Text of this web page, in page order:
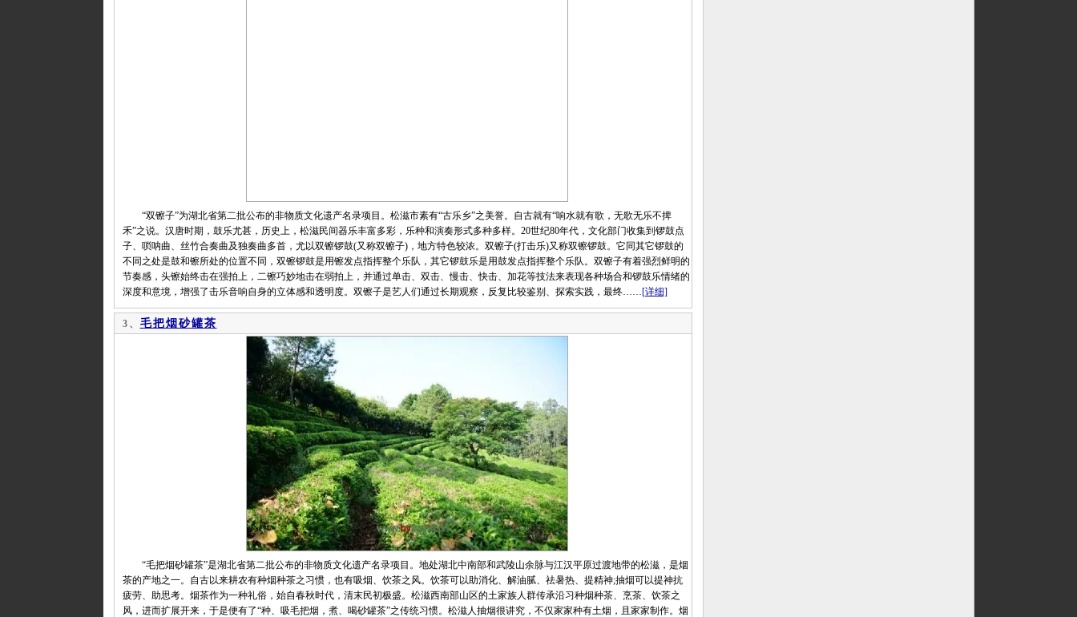
“双镲子”为湖北省第二批公布的非物质文化遗产名录项目。松滋市素有“古乐乡”之美誉。自古就有“响水就有歌，无歌无乐不捭
禾”之说。汉唐时期，鼓乐尤甚，历史上，松滋民间器乐丰富多彩，乐种和演奏形式多种多样。20世纪80年代，文化部门收集到锣鼓点
子、唢呐曲、丝竹合奏曲及独奏曲多首，尤以双镲锣鼓(又称双镲子)，地方特色较浓。双镲子(打击乐)又称双镲锣鼓。它同其它锣鼓的
不同之处是鼓和镲所处的位置不同，双镲锣鼓是用镲发点指挥整个乐队，其它锣鼓乐是用鼓发点指挥整个乐队。双镲子有着强烈鲜明的
节奏感，头镲始终击在强拍上，二镲巧妙地击在弱拍上，并通过单击、双击、慢击、快击、加花等技法来表现各种场合和锣鼓乐情绪的
深度和意境，增强了击乐音响自身的立体感和透明度。双镲子是艺人们通过长期观察，反复比较鉴别、探索实践，最终……[详细]
3、 毛把烟砂罐茶
“毛把烟砂罐茶”是湖北省第二批公布的非物质文化遗产名录项目。地处湖北中南部和武陵山余脉与江汉平原过渡地带的松滋，是烟
茶的产地之一。自古以来耕农有种烟种茶之习惯，也有吸烟、饮茶之风。饮茶可以助消化、解油腻、祛暑热、提精神;抽烟可以提神抗
疲劳、助思考。烟茶作为一种礼俗，始自春秋时代，清末民初极盛。松滋西南部山区的土家族人群传承沿习种烟种茶、烹茶、饮茶之
风，进而扩展开来，于是便有了“种、吸毛把烟，煮、喝砂罐茶”之传统习惯。松滋人抽烟很讲究，不仅家家种有土烟，且家家制作。烟